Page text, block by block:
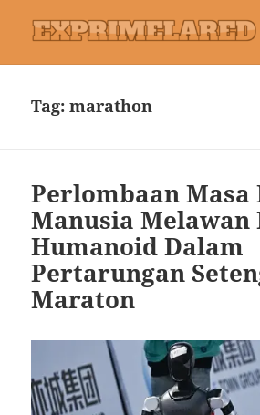
Exprimelared
Tag:marathon
Perlombaan Masa
Manusia Melawan
Humanoid Dalam
Pertarungan
Maraton